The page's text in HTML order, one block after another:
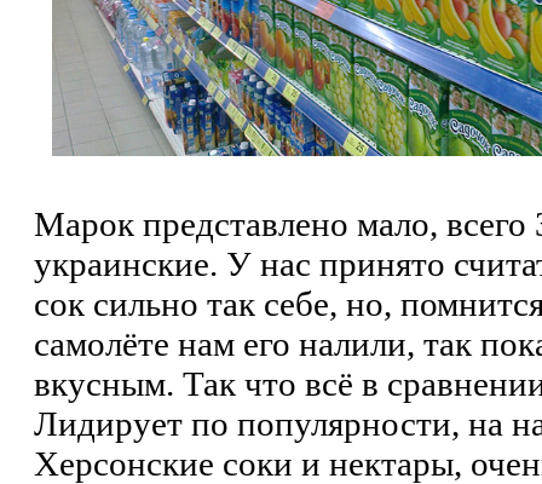
Марок представлено мало, всего
украинские. У нас принято
сок сильно так себе, но,
самолёте нам его налили, так
вкусным. Так что всё в
Лидирует по популярности, на
Херсонские соки и нектары,